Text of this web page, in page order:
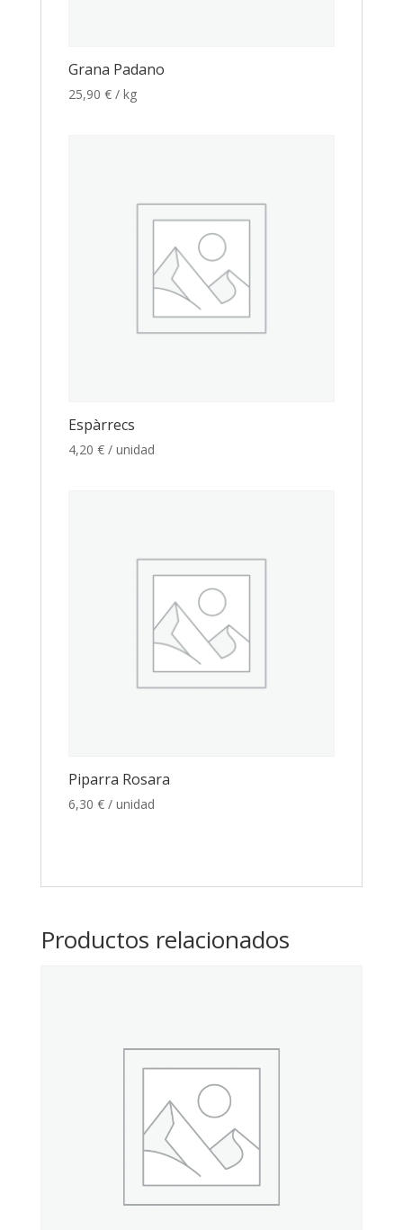
Grana Padano
25,90 € / kg
Espàrrecs
4,20 € / unidad
Piparra Rosara
6,30 € / unidad
Productos relacionados